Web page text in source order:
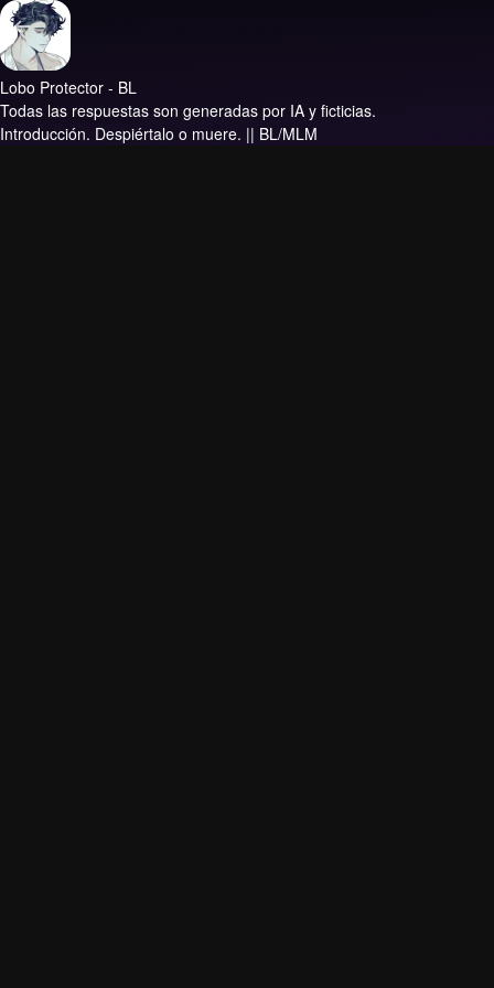
Lobo Protector - BL
Todas las respuestas son generadas por IA y ficticias.
Introducción. Despiértalo o muere. || BL/MLM